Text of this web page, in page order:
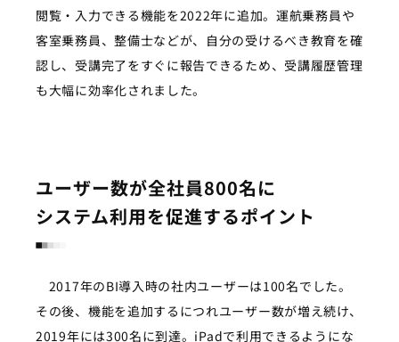
閲覧・入力できる機能を2022年に追加。運航乗務員や
客室乗務員、整備士などが、自分の受けるべき教育を確
認し、受講完了をすぐに報告できるため、受講履歴管理
も大幅に効率化されました。
ユーザー数が全社員800名に
システム利用を促進するポイント
2017年のBI導入時の社内ユーザーは100名でした。
その後、機能を追加するにつれユーザー数が増え続け、
2019年には300名に到達。iPadで利用できるようにな